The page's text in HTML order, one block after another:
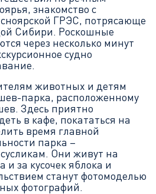
знакомство с
ГРЭС, потрясающе
Сибири. Роскошные
через несколько минут
судно
животных и детям
парка, расположенному
Здесь приятно
в кафе, покататься на
время главной
парка –
Они живут на
и за кусочек яблока и
станут фотомоделью
фотографий.